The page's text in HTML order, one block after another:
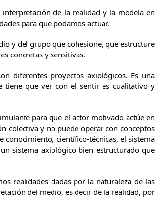
de la realidad y la modela en
para que podamos actuar.
y del grupo que cohesione, que estructure
concretas y sensitivas.
diferentes proyectos axiológicos. Es una
tiene que ver con el sentir es cualitativo y
para que el actor motivado actúe en
colectiva y no puede operar con conceptos
conocimiento, científico-técnicas, el sistema
sistema axiológico bien estructurado que
realidades dadas por la naturaleza de las
del medio, es decir de la realidad, por